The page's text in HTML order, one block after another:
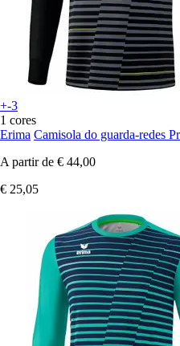
+-3
1 cores
Erima Camisola do guarda-redes
A partir de € 44,00
€ 25,05